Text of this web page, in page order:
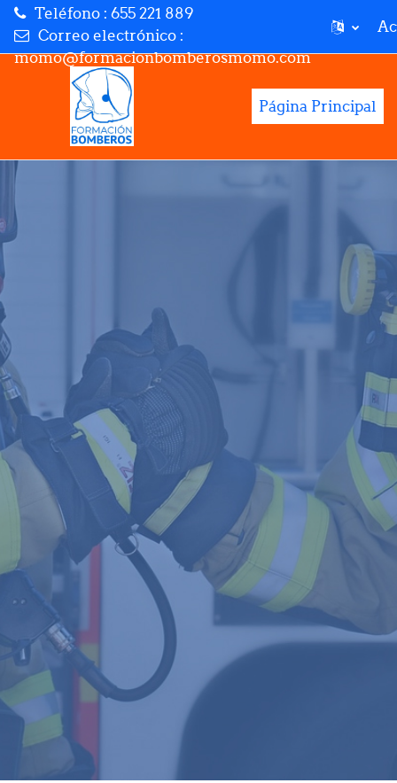
Salta al contenido principal
Teléfono : 655 221 889
Correo electrónico :
momo@formacionbomberosmomo.com
Página Principal